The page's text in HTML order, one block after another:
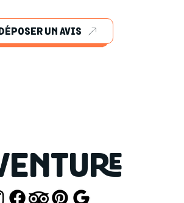
all
The
I will
cheesecake of
the texture
UN AVIS